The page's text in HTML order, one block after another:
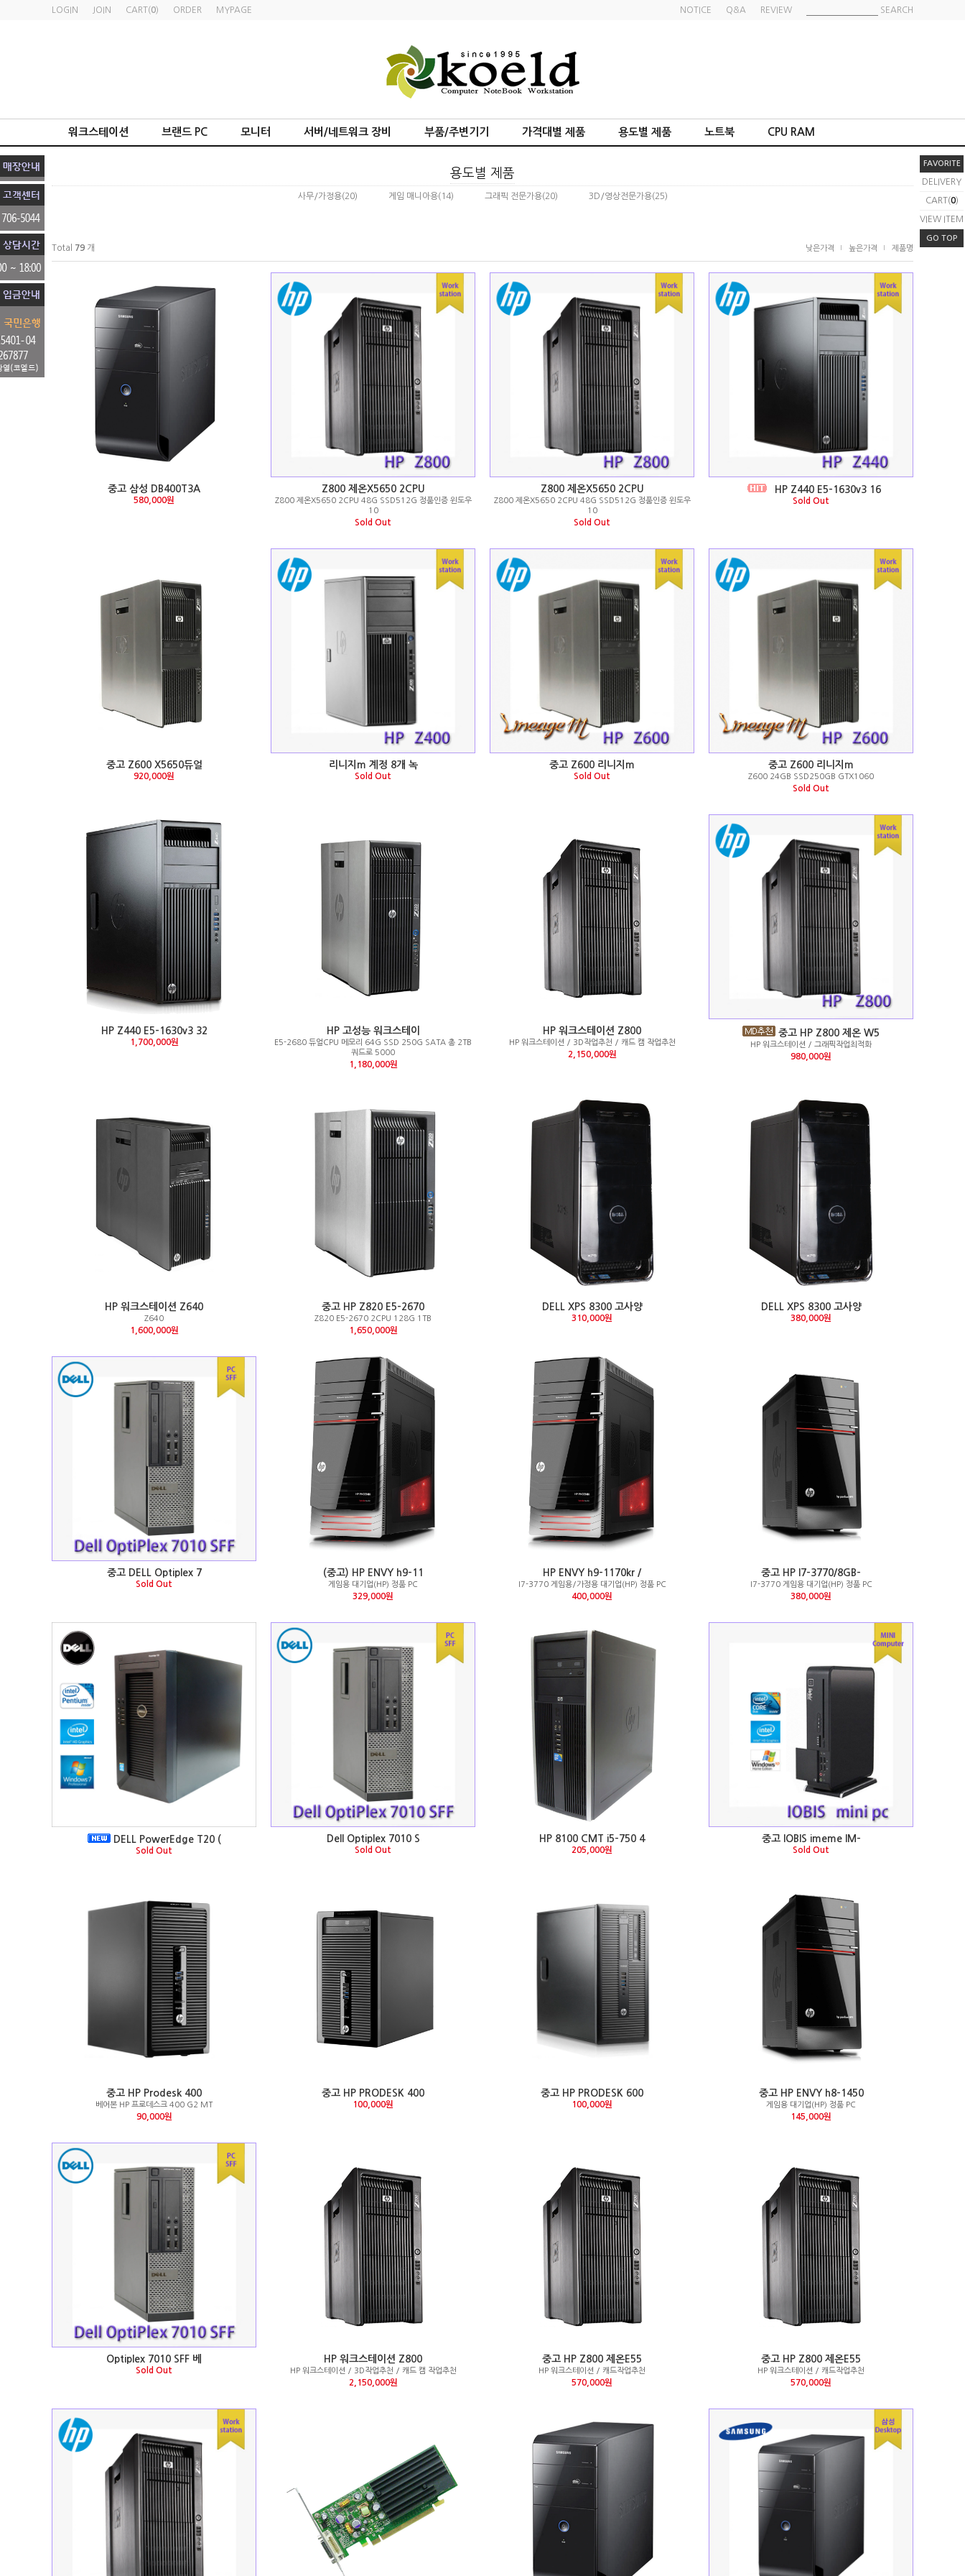
FAVORITE
DELIVERY
CART(0)
VIEW ITEM
GO TOP
LOGIN JOIN CART(0) ORDER MYPAGE NOTICE Q&A REVIEW SEARCH
워크스테이션 브랜드 PC 모니터 서버/네트워크 장비 부품/주변기기 가격대별 제품 용도별 제품 노트북 CPU RAM
용도별 제품
사무/가정용(20) 게임 매니아용(14) 그래픽 전문가용(20) 3D/영상전문가용(25)
Total 79 개 낮은가격 높은가격 제품명
중고 삼성 DB400T3A
580,000원
Z800 제온X5650 2CPU
Z800 제온X5650 2CPU 48G SSD512G 정품인증 윈도우
10
Sold Out
Z800 제온X5650 2CPU
Z800 제온X5650 2CPU 48G SSD512G 정품인증 윈도우
10
Sold Out
HP Z440 E5-1630v3 16
Sold Out
중고 Z600 X5650듀얼
920,000원
리니지m 계정 8개 녹
Sold Out
중고 Z600 리니지m
Sold Out
중고 Z600 리니지m
Z600 24GB SSD250GB GTX1060
Sold Out
HP Z440 E5-1630v3 32
1,700,000원
HP 고성능 워크스테이
E5-2680 듀얼CPU 메모리 64G SSD 250G SATA 총 2TB
쿼드로 5000
1,180,000원
HP 워크스테이션 Z800
HP 워크스테이션 / 3D작업추천 / 캐드 캠 작업추천
2,150,000원
중고 HP Z800 제온 W5
HP 워크스테이션 / 그래픽작업최적화
980,000원
HP 워크스테이션 Z640
Z640
1,600,000원
중고 HP Z820 E5-2670
Z820 E5-2670 2CPU 128G 1TB
1,650,000원
DELL XPS 8300 고사양
310,000원
DELL XPS 8300 고사양
380,000원
중고 DELL Optiplex 7
Sold Out
(중고) HP ENVY h9-11
게임용 대기업(HP) 정품 PC
329,000원
HP ENVY h9-1170kr /
I7-3770 게임용/가정용 대기업(HP) 정품 PC
400,000원
중고 HP I7-3770/8GB-
I7-3770 게임용 대기업(HP) 정품 PC
380,000원
DELL PowerEdge T20 (
Sold Out
Dell Optiplex 7010 S
Sold Out
HP 8100 CMT i5-750 4
205,000원
중고 IOBIS imeme IM-
Sold Out
중고 HP Prodesk 400
베어본 HP 프로데스크 400 G2 MT
90,000원
중고 HP PRODESK 400
100,000원
중고 HP PRODESK 600
100,000원
중고 HP ENVY h8-1450
게임용 대기업(HP) 정품 PC
145,000원
Optiplex 7010 SFF 베
Sold Out
HP 워크스테이션 Z800
HP 워크스테이션 / 3D작업추천 / 캐드 캠 작업추천
2,150,000원
중고 HP Z800 제온E55
HP 워크스테이션 / 캐드작업추천
570,000원
중고 HP Z800 제온E55
HP 워크스테이션 / 캐드작업추천
570,000원